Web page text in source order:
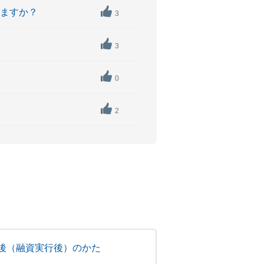
すか？ 3
3
0
2
（融資実行後）のかた